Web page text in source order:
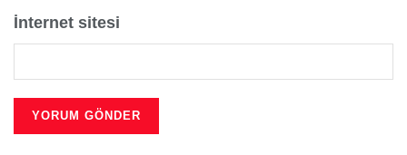
İnternet sitesi